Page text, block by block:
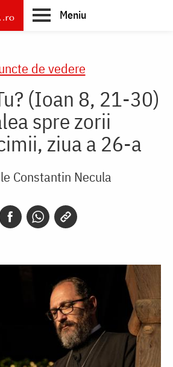
Meniu
de vedere
(Ioan 8, 21-30)
spre zorii
ziua a 26-a
Constantin Necula